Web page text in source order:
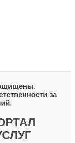
.
за